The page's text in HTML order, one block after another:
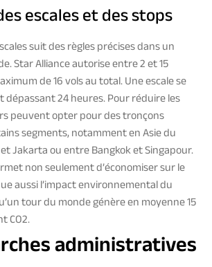
escales et des stops
suit des règles précises dans un
Star Alliance autorise entre 2 et 15
de 16 vols au total. Une escale se
24 heures. Pour réduire les
peuvent opter pour des tronçons
segments, notamment en Asie du
Jakarta ou entre Bangkok et Singapour.
non seulement d’économiser sur le
aussi l’impact environnemental du
tour du monde génère en moyenne 15
CO2.
administratives